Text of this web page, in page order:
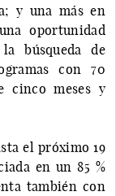
y una más en
oportunidad
búsqueda de
con 70
cinco meses y
el próximo 19
en un 85 %
también con